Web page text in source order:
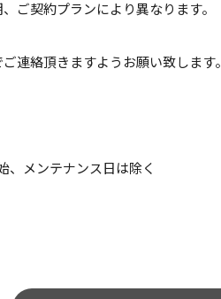
ご契約プランにより異なります。
連絡頂きますようお願い致します。
、メンテナンス日は除く